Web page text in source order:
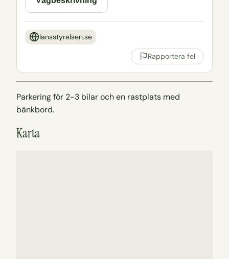
lansstyrelsen.se
Rapportera fel
Parkering för 2-3 bilar och en rastplats med
bänkbord.
Karta